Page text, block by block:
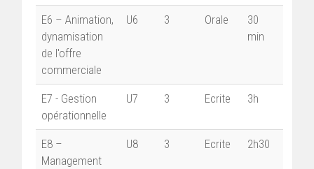
E6 – Animation,
dynamisation
de l'offre
commerciale
U6 3 Orale
30
min
E7 - Gestion
opérationnelle
U7 3 Ecrite 3h
E8 –
Management
U8 3 Ecrite 2h30